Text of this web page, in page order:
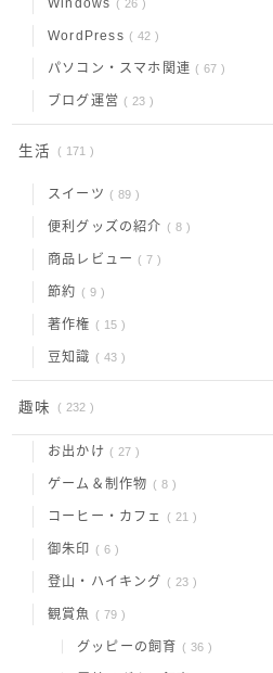
26
WordPress 42
パソコン・スマホ関連 67
ブログ運営 23
生活 171
スイーツ 89
便利グッズの紹介 8
商品レビュー 7
節約 9
著作権 15
豆知識 43
趣味 232
お出かけ 27
ゲーム＆制作物 8
コーヒー・カフェ 21
御朱印 6
登山・ハイキング 23
観賞魚 79
グッピーの飼育 36